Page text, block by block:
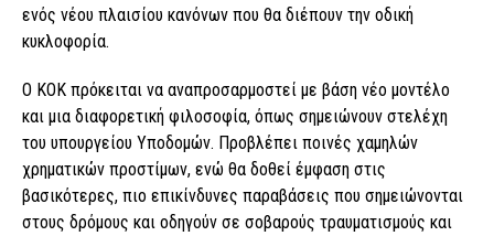
ενός νέου πλαισίου κανόνων που θα διέπουν την οδική
κυκλοφορία.
Ο ΚΟΚ πρόκειται να αναπροσαρμοστεί με βάση νέο μοντέλο
και μια διαφορετική φιλοσοφία, όπως σημειώνουν στελέχη
του υπουργείου Υποδομών. Προβλέπει ποινές χαμηλών
χρηματικών προστίμων, ενώ θα δοθεί έμφαση στις
βασικότερες, πιο επικίνδυνες παραβάσεις που σημειώνονται
στους δρόμους και οδηγούν σε σοβαρούς τραυματισμούς και